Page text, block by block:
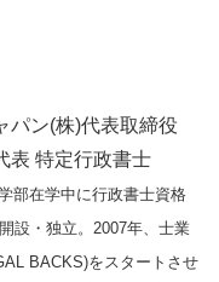
パン(株)代表取締役
表 特定行政書士
部在学中に行政書士資格
設・独立。2007年、士業
BACKS)をスタートさせ